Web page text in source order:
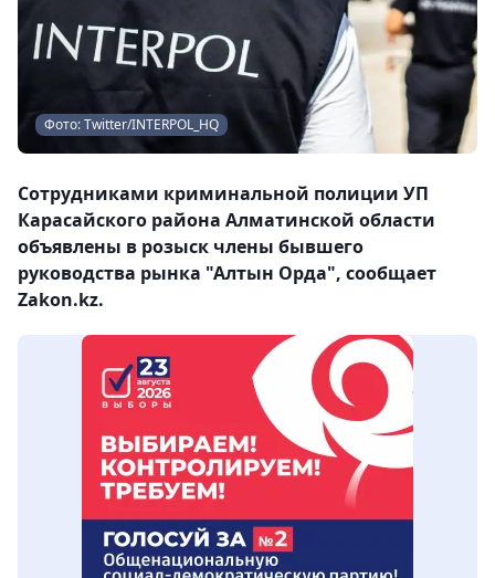
Фото: Twitter/INTERPOL_HQ
Сотрудниками криминальной полиции УП
Карасайского района Алматинской области
объявлены в розыск члены бывшего
руководства рынка "Алтын Орда", сообщает
Zakon.kz.